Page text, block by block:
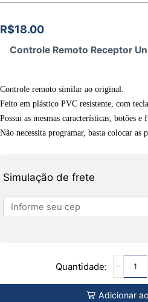
R$18.00
Controle Remoto Receptor
Controle remoto similar ao original.
Feito em plástico PVC resistente, com
Possui as mesmas características, botões
Não necessita programar, basta colocar as
Simulação de frete
Adicionar